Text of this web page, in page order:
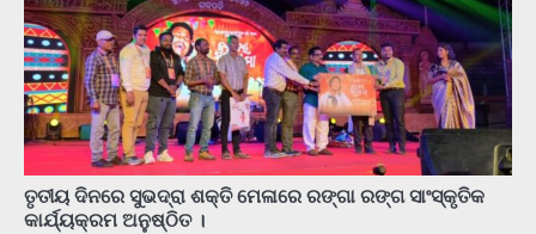
ତୃତୀୟ ଦିନରେ ସୁଭଦ୍ରା ଶକ୍ତି ମେଳାରେ ରଙ୍ଗା ରଙ୍ଗ ସାଂସ୍କୃତିକ
କାର୍ଯ୍ୟକ୍ରମ ଅନୁଷ୍ଠିତ ।